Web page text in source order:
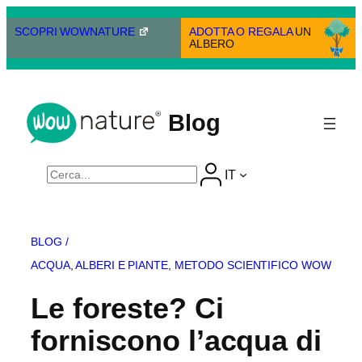
Vai
alSCOPRI WOWNATURE ADOTTA O REGALAUN
ALBERO
Blog
Cerca IT
BLOG /
ACQUA, ALBERI E PIANTE, METODO SCIENTIFICO WOW
Le foreste? Ci
forniscono l’acqua di